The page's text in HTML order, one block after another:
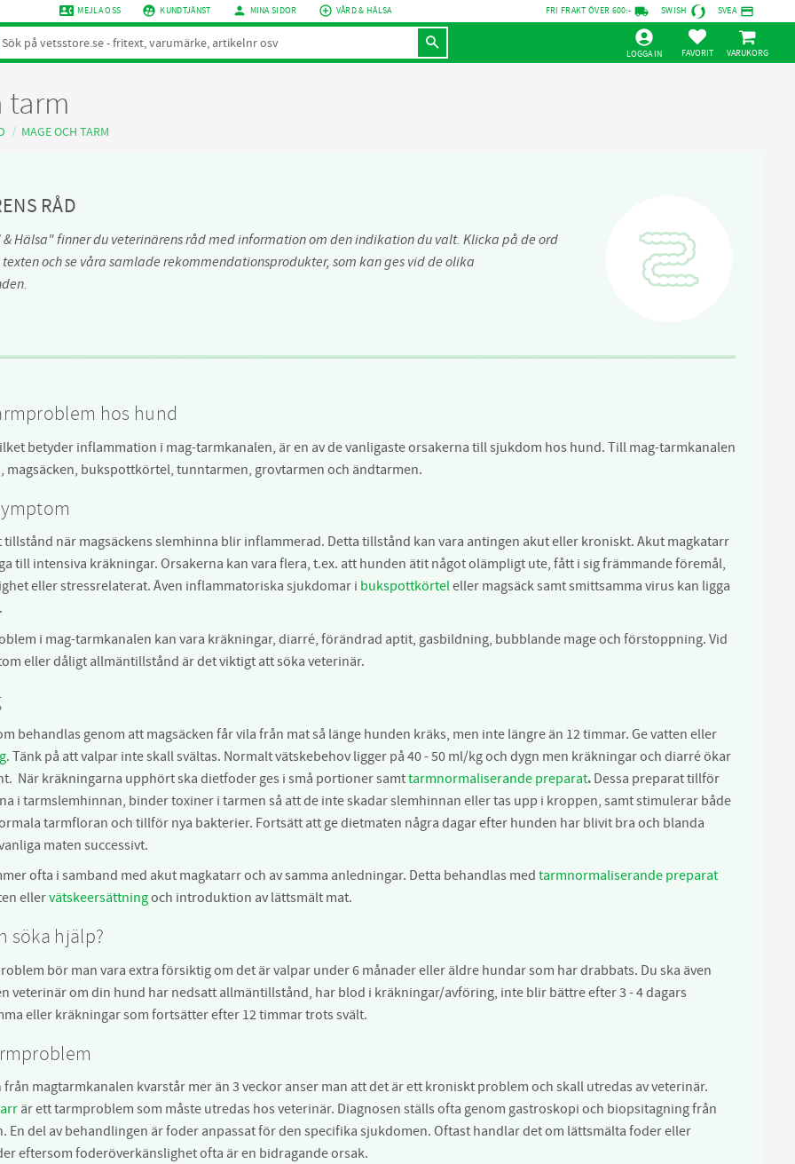
contact_phone MEJLA OSS supervised_user_circle KUNDTJÄNST person MINA SIDOR add_circle_outline VÅRD & HÄLSA FRI FRAKT ÖVER 600:- local_shipping SWISH SVEA credit_card
LOGGA IN FAVORITER
KUNDVAGN
tarm
MAGE OCH TARM
RÅD
Hälsa" finner du veterinärens råd med information om den indikation du valt. Klicka på de ord
och se våra samlade rekommendationsprodukter, som kan ges vid de olika
hos hund
betyder inflammation i mag-tarmkanalen, är en av de vanligaste orsakerna till sjukdom hos hund. Till mag-tarmkanalen
magsäcken, bukspottkörtel, tunntarmen, grovtarmen och ändtarmen.
tillstånd när magsäckens slemhinna blir inflammerad. Detta tillstånd kan vara antingen akut eller kroniskt. Akut magkatarr
till intensiva kräkningar. Orsakerna kan vara flera, t.ex. att hunden ätit något olämpligt ute, fått i sig främmande föremål,
eller stressrelaterat. Även inflammatoriska sjukdomar i bukspottkörteleller magsäck samt smittsamma virus kan ligga
i mag-tarmkanalen kan vara kräkningar, diarré, förändrad aptit, gasbildning, bubblande mage och förstoppning. Vid
eller dåligt allmäntillstånd är det viktigt att söka veterinär.
behandlas genom att magsäcken får vila från mat så länge hunden kräks, men inte längre än 12 timmar. Ge vatten eller
. Tänk på att valpar inte skall svältas. Normalt vätskebehov ligger på 40 - 50 ml/kg och dygn men kräkningar och diarré ökar
När kräkningarna upphört ska dietfoder ges i små portioner samttarmnormaliserande preparat. Dessa preparat tillför
i tarmslemhinnan, binder toxiner i tarmen så att de inte skadar slemhinnan eller tas upp i kroppen, samt stimulerar både
tarmfloran och tillför nya bakterier. Fortsätt att ge dietmaten några dagar efter hunden har blivit bra och blanda
maten successivt.
ofta i samband med akut magkatarr och av samma anledningar. Detta behandlas med tarmnormaliserande preparat
ellervätskeersättningoch introduktion av lättsmält mat.
söka hjälp?
bör man vara extra försiktig om det är valpar under 6 månader eller äldre hundar som har drabbats. Du ska även
veterinär om din hund har nedsatt allmäntillstånd, har blod i kräkningar/avföring, inte blir bättre efter 3 - 4 dagars
eller kräkningar som fortsätter efter 12 timmar trots svält.
magtarmkanalen kvarstår mer än 3 veckor anser man att det är ett kroniskt problem och skall utredas av veterinär.
är ett tarmproblem som måste utredas hos veterinär. Diagnosen ställs ofta genom gastroskopi och biopsitagning från
En del av behandlingen är foder anpassat för den specifika sjukdomen. Oftast handlar det om lättsmälta foder eller
eftersom foderöverkänslighet ofta är en bidragande orsak.